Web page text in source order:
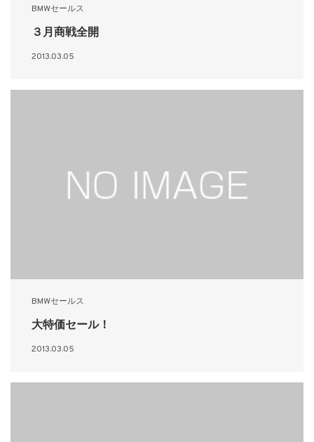
BMWセールス
３月商戦全開
2013.03.05
BMWセールス
大特価セール！
2013.03.05